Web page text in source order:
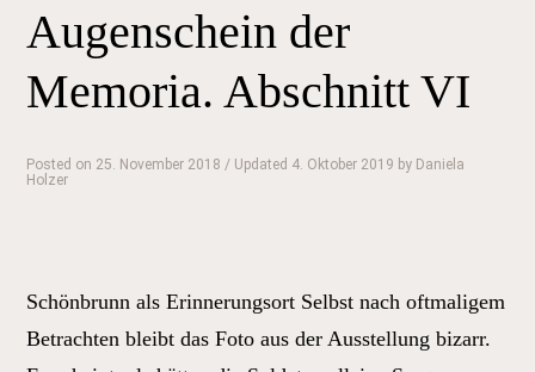
Augenschein der
Memoria. Abschnitt VI
Posted on 25. November 2018 / Updated 4. Oktober 2019 by Daniela
Holzer
Schönbrunn als Erinnerungsort Selbst nach oftmaligem
Betrachten bleibt das Foto aus der Ausstellung bizarr.